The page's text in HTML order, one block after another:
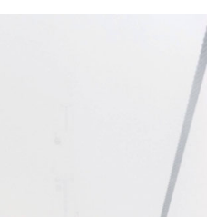
خطوط مورد استفاده در عکس می
همین خصلت بگیرند:
خطوط می توانند هدایتگر چشم به یک